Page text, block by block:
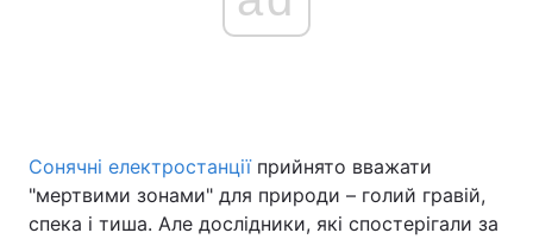
Сонячні електростанції прийнято вважати
"мертвими зонами" для природи – голий гравій,
спека і тиша. Але дослідники, які спостерігали за